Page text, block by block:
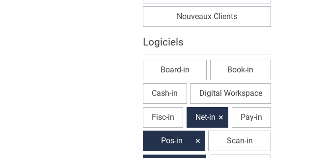
Nouveaux Clients
Logiciels
Board-in Book-in
Cash-in Digital Workspace
Fisc-in Net-in Pay-in
Pos-in Scan-in